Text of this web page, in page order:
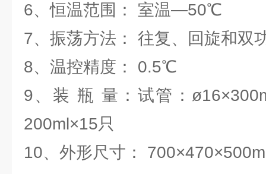
6、恒温范围： 室温—50℃
7、振荡方法： 往复、回旋和双
8、温控精度： 0.5℃
9、装 瓶 量：试管：
200ml×15只
10、外形尺寸：